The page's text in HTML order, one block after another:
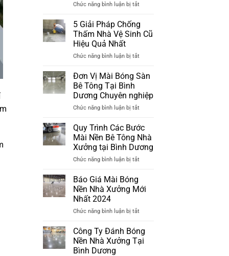
Nền
Tông
Nhà
Xuống
Chức năng bình luận bị tắtở
Giá
Đánh
Bóng
Bê
Tại
Dương
Mới
Nhất
5 Giải Pháp Chống
Thấm Nhà Vệ Sinh Cũ
Hiệu Quả Nhất
Chức năng bình luận bị tắtở
Giải
Chống
Thấm
Nhà
Sinh
Cũ
Quả
Nhất
Đơn Vị Mài Bóng Sàn
Bê Tông Tại Bình
Dương Chuyên nghiệp
Chức năng bình luận bị tắtở
Vị
Mài
Bóng
Sàn
Bê
Bình
nghiệp
Quy Trình Các Bước
Mài Nền Bê Tông Nhà
Xưởng tại Bình Dương
Chức năng bình luận bị tắtở
Các
Bước
Nền
Tông
Nhà
Xưởng
Báo Giá Mài Bóng
Nền Nhà Xưởng Mới
Nhất 2024
Chức năng bình luận bị tắtở
Giá
Mài
Bóng
Công Ty Đánh Bóng
Nền Nhà Xưởng Tại
Bình Dương